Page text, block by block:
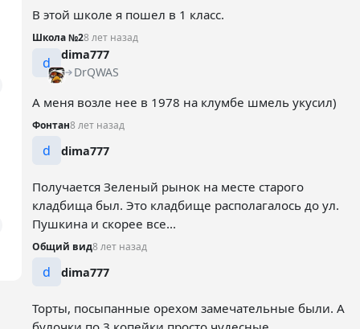
В этой школе я пошел в 1 класс.
Школа №28 лет назад
d
dima777
DrQWAS
А меня возле нее в 1978 на клумбе шмель укусил)
Фонтан8 лет назад
d dima777
Получается Зеленый рынок на месте старого
кладбища был. Это кладбище располагалось до ул.
Пушкина и скорее все...
Общий вид8 лет назад
d dima777
Торты, посыпанные орехом замечательные были. А